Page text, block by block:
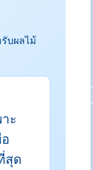
บผลไม้
ะ
สุด